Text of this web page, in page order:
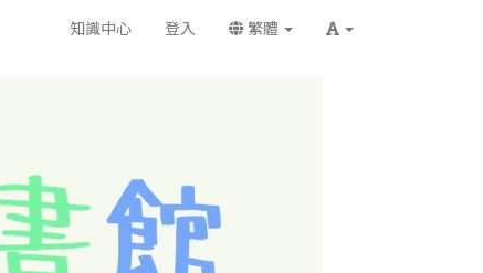
知識中心 登入 繁體